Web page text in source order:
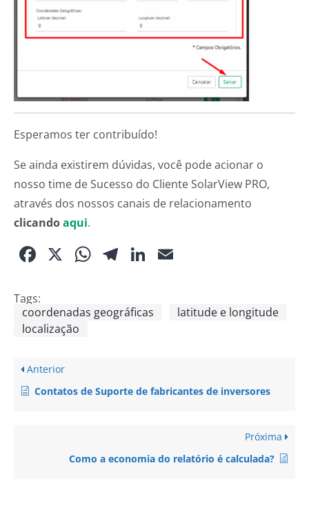
Esperamos ter contribuído!
Se ainda existirem dúvidas, você pode acionar o
nosso time de Sucesso do Cliente SolarView PRO,
através dos nossos canais de relacionamento
clicandoaqui.
Facebook
X WhatsApp
Telegram
LinkedIn
Tags:
coordenadas geográficas
latitude e longitude
localização
Anterior
Contatos de Suporte de fabricantes de inversores
Próxima
Como a economia do relatório é calculada?